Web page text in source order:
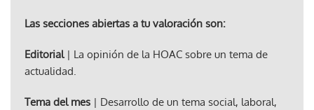
Las secciones abiertas a tu valoración son:
Editorial| La opinión de la HOAC sobre un tema de
actualidad.
Tema del mes | Desarrollo de un tema social, laboral,